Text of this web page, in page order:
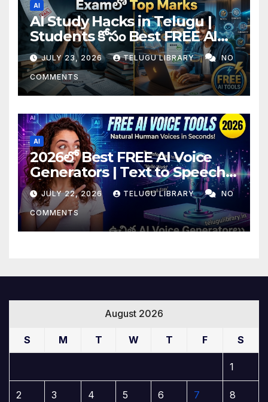
AI
AI Study Hacks in Telugu |
Students కోసం Best FREE AI
Tools & Smart Study Tips
(2026)
JULY 23, 2026 TELUGU LIBRARY NO
COMMENTS
AI
2026లో Best FREE AI Voice
Generators | Text to Speech
కోసం Top 4 AI Tools
JULY 22, 2026 TELUGU LIBRARY NO
COMMENTS
August 2026
S M T W T F S
1
2 3 4 5 6 7 8